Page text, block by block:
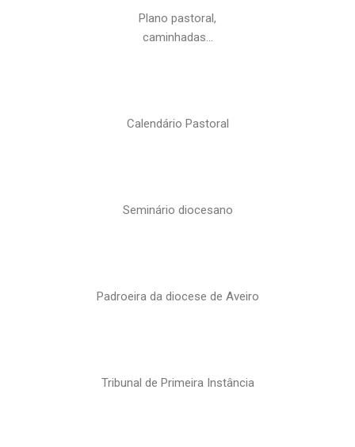
Plano pastoral,
caminhadas…
Calendário Pastoral
Seminário diocesano
Padroeira da diocese de Aveiro
Tribunal de Primeira Instância